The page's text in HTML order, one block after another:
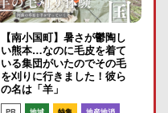
【南小国町】暑さが鬱陶し
い熊本…なのに毛皮を着て
いる集団がいたのでその毛
を刈りに行きました！彼ら
の名は「羊」